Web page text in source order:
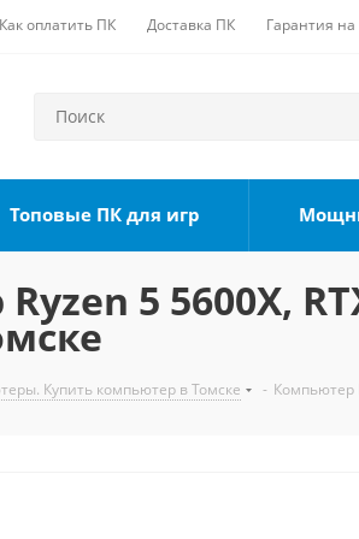
Как оплатить ПК Доставка ПК Гарантия
Топовые ПК для игр
5 5600X,
Купить компьютер в Томске - Компьютер